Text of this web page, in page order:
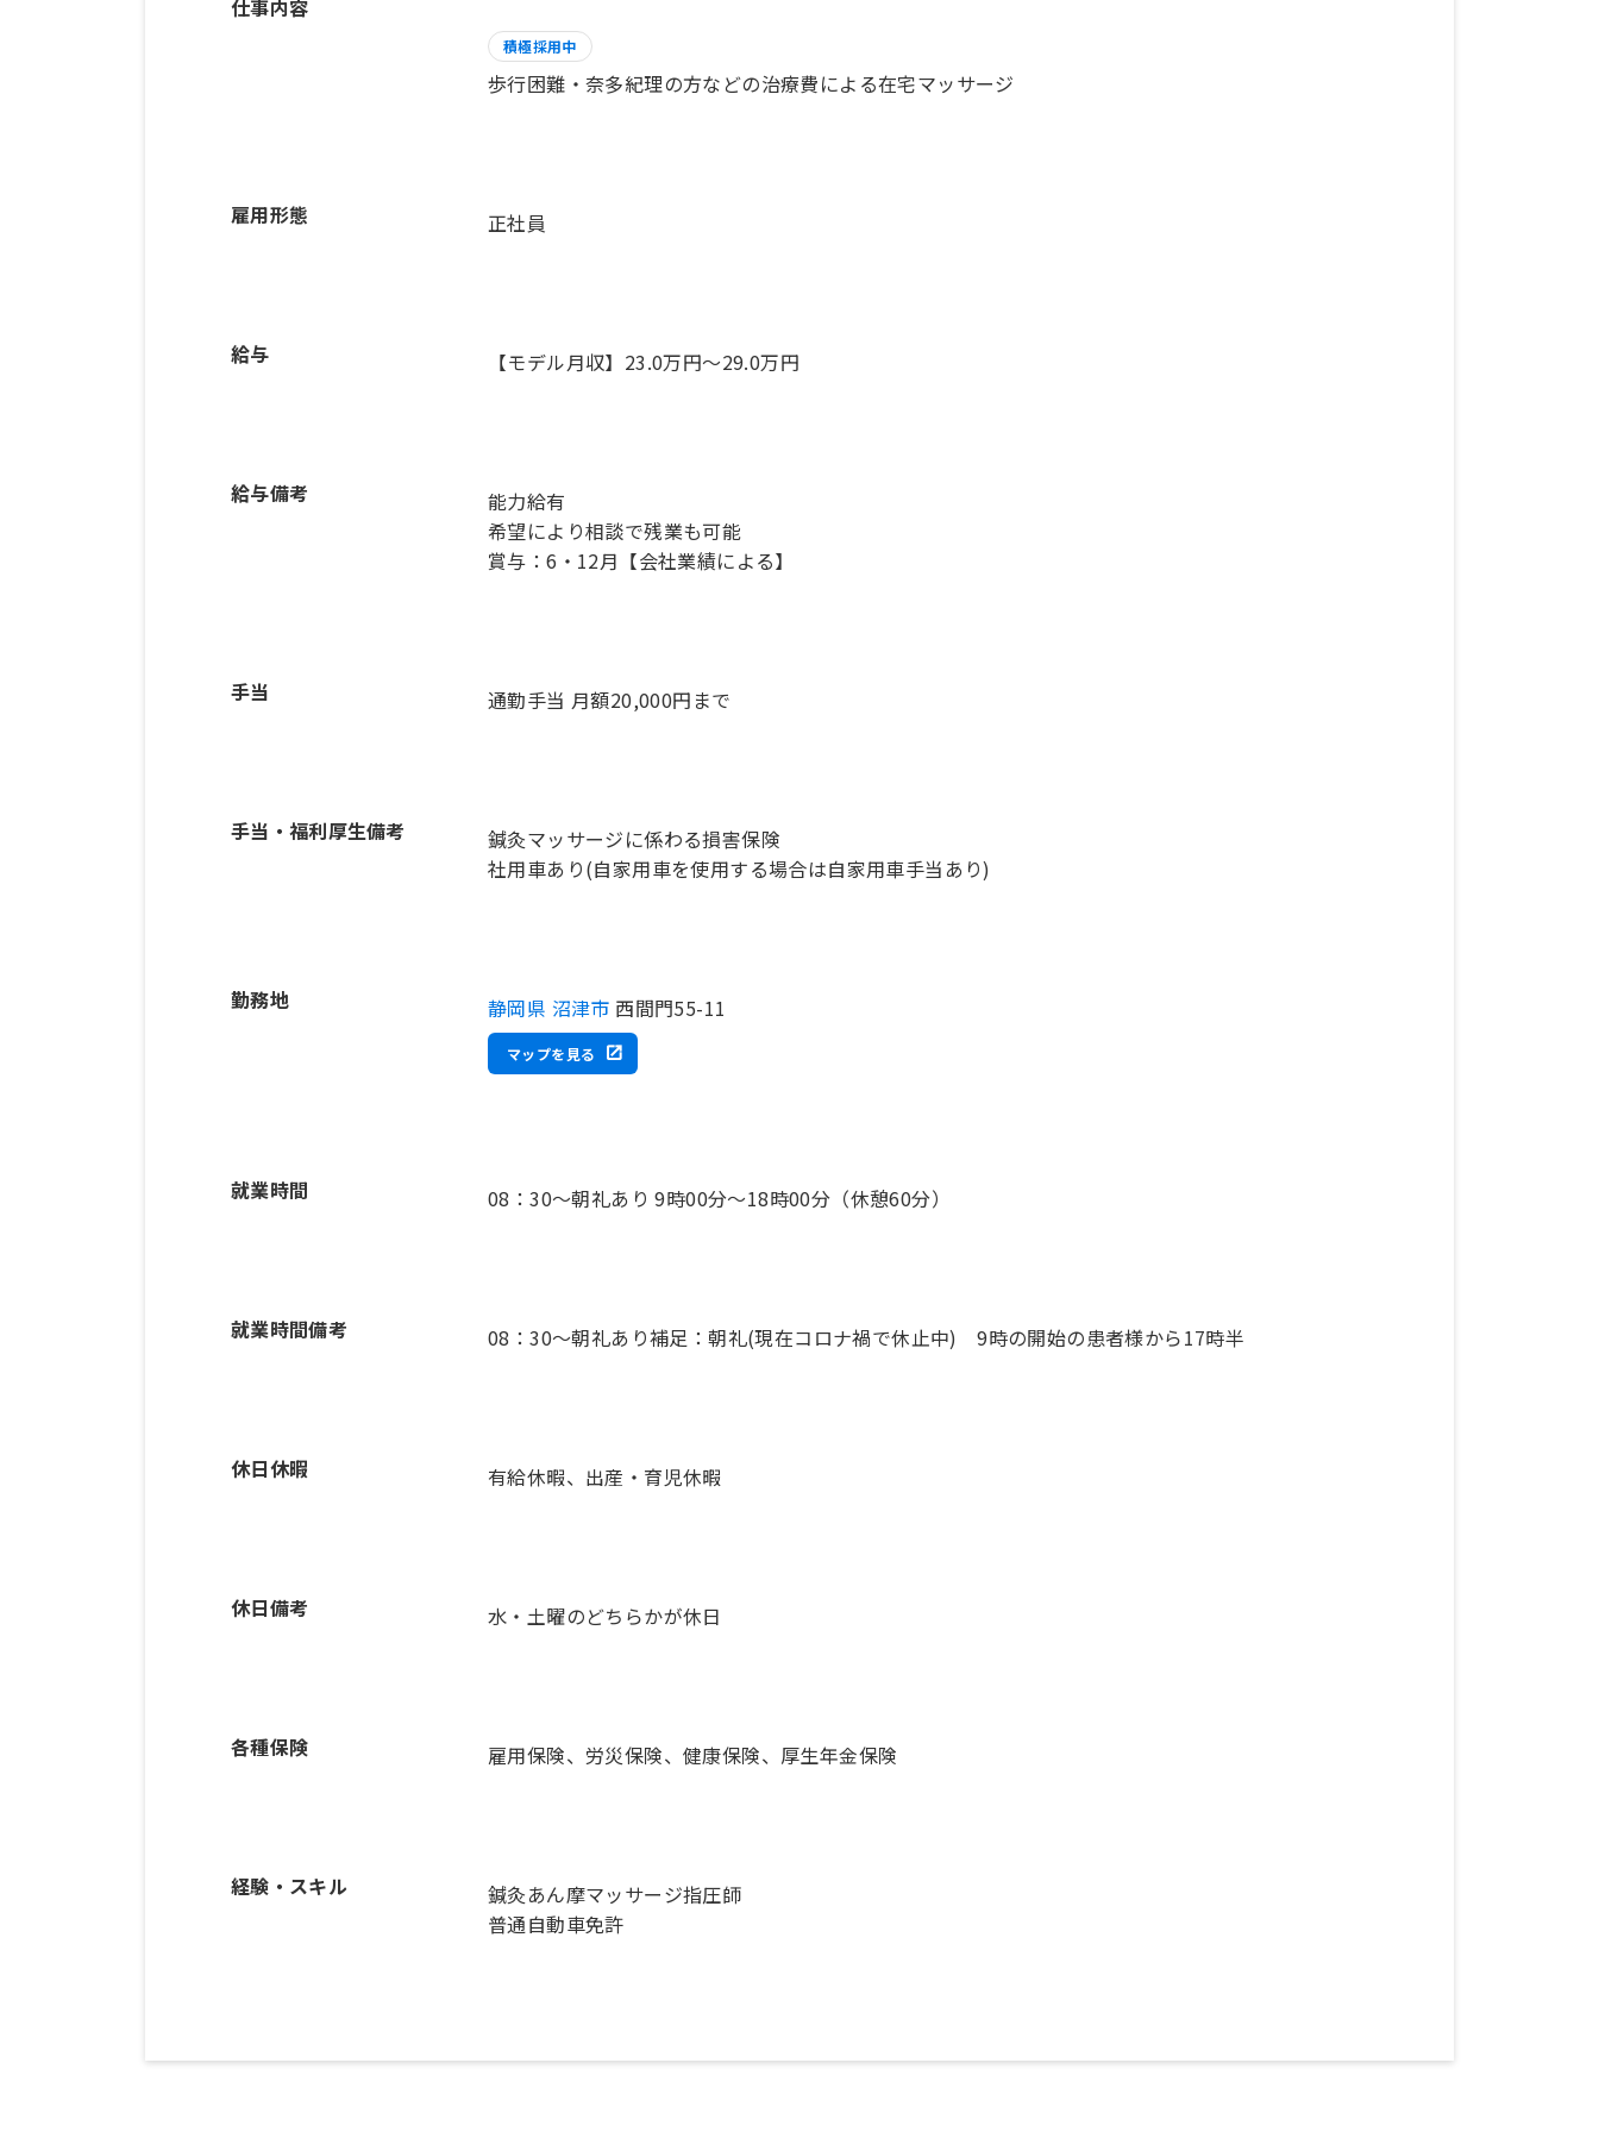
仕事内容
積極採用中
歩行困難・奈多紀理の方などの治療費による在宅マッサージ
雇用形態 正社員
給与 【モデル月収】23.0万円〜29.0万円
給与備考
能力給有
希望により相談で残業も可能
手当 通勤手当 月額20,000円まで
手当・福利厚生備考
鍼灸マッサージに係わる損害保険
社用車あり(自家用車を使用する場合は自家用車手当あり)
勤務地 静岡県 沼津市 西間門55-11
マップを見る
就業時間 08：30～朝礼あり 9時00分〜18時00分（休憩60分）
就業時間備考
休日休暇 有給休暇、出産・育児休暇
休日備考 水・土曜のどちらかが休日
各種保険 雇用保険、労災保険、健康保険、厚生年金保険
経験・スキル
鍼灸あん摩マッサージ指圧師
普通自動車免許